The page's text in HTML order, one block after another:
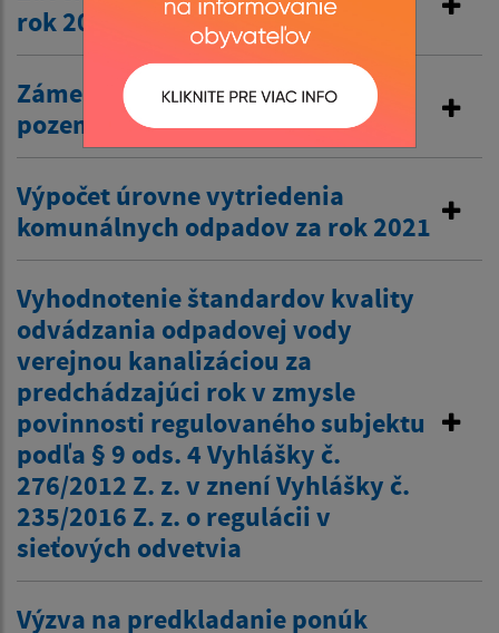
rok 2022
Zámer č. 2/2023 odpredaj
pozemku
Výpočet úrovne vytriedenia
komunálnych odpadov za rok 2021
Vyhodnotenie štandardov kvality
odvádzania odpadovej vody
verejnou kanalizáciou za
predchádzajúci rok v zmysle
povinnosti regulovaného subjektu
podľa § 9 ods. 4 Vyhlášky č.
276/2012 Z. z. v znení Vyhlášky č.
235/2016 Z. z. o regulácii v
sieťových odvetvia
Výzva na predkladanie ponúk